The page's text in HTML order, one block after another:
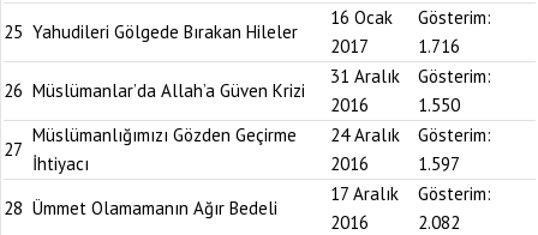
25 Yahudileri Gölgede Bırakan Hileler
16 Ocak
2017
Gösterim:
1.716
26 Müslümanlar’da Allah’a Güven Krizi
31 Aralık
2016
Gösterim:
1.550
27
Müslümanlığımızı Gözden Geçirme
İhtiyacı
24 Aralık
2016
Gösterim:
1.597
28 Ümmet Olamamanın Ağır Bedeli
17 Aralık
2016
Gösterim:
2.082